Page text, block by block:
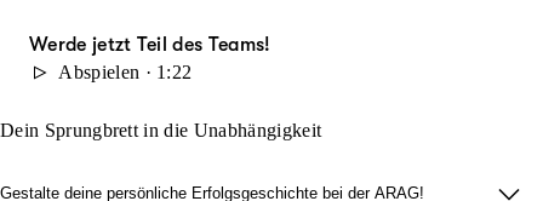
Werde jetzt Teil des Teams!
Abspielen · 1:22
Dein Sprungbrett in die Unabhängigkeit
Gestalte deine persönliche Erfolgsgeschichte bei der ARAG!